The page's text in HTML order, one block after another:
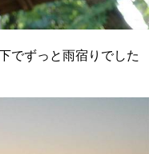
でずっと雨宿りでした